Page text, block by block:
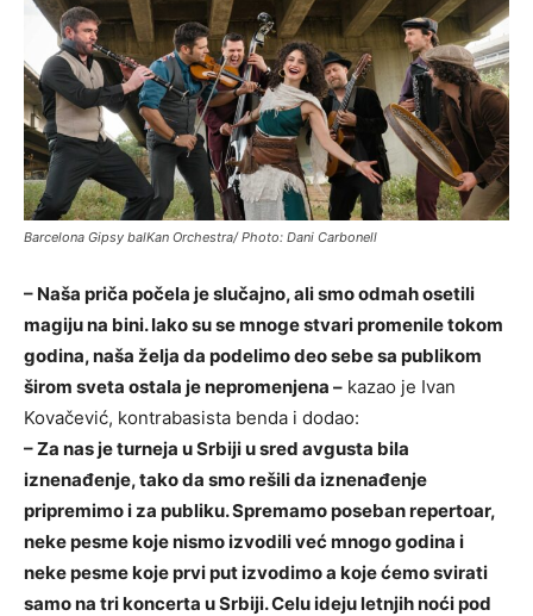
Barcelona Gipsy balKan Orchestra/ Photo: Dani Carbonell
– Naša priča počela je slučajno, ali smo odmah osetili
magiju na bini. Iako su se mnoge stvari promenile tokom
godina, naša želja da podelimo deo sebe sa publikom
širom sveta ostala je nepromenjena – kazao je Ivan
Kovačević, kontrabasista benda i dodao:
– Za nas je turneja u Srbiji u sred avgusta bila
iznenađenje, tako da smo rešili da iznenađenje
pripremimo i za publiku. Spremamo poseban repertoar,
neke pesme koje nismo izvodili već mnogo godina i
neke pesme koje prvi put izvodimo a koje ćemo svirati
samo na tri koncerta u Srbiji. Celu ideju letnjih noći pod